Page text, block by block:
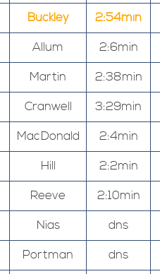
Buckley 2:54min
Allum 2:6min
Martin 2:38min
Cranwell 3:29min
MacDonald 2:4min
Hill 2:2min
Reeve 2:10min
Nias dns
Portman dns